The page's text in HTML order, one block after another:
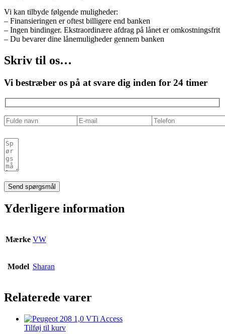
Vi kan tilbyde følgende muligheder:
– Finansieringen er oftest billigere end banken
– Ingen bindinger. Ekstraordinære afdrag på lånet er omkostningsfrit
– Du bevarer dine lånemuligheder gennem banken
Skriv til os…
Vi bestræber os på at svare dig inden for 24 timer
Yderligere information
Mærke VW
Model Sharan
Relaterede varer
Tilføj til kurv